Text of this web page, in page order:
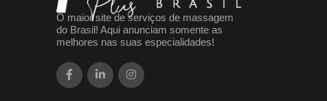
O maior site de serviços de massagem
do Brasil! Aqui anunciam somente as
melhores nas suas especialidades!